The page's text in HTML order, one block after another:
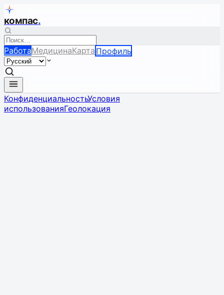
компас.
РаботаМедицинаКарта Профиль
КонфиденциальностьУсловия
использованияГеолокация